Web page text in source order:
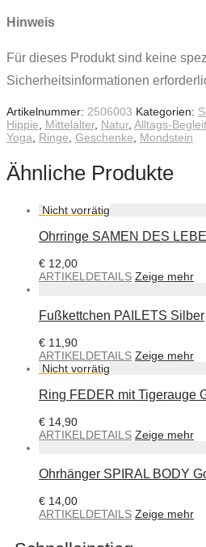
Hinweis
Für dieses Produkt sind keine
Sicherheitsinformationen
Artikelnummer: 2506003 Kategorien:
Hippie
Mittelalter, Natur, Alltags-
Yoga
Ringe Geschenke Mondstein
Ähnliche Produkte
Ohrringe SAMEN DES
€ 12,00
ARTIKELDETAILS Zeige mehr
Fußkettchen PAILETS Silber
€ 11,90
ARTIKELDETAILS Zeige mehr
Ring FEDER mit Tigerauge
€ 14,90
ARTIKELDETAILS Zeige mehr
Ohrhänger SPIRAL BODY
€ 14,00
ARTIKELDETAILS Zeige mehr